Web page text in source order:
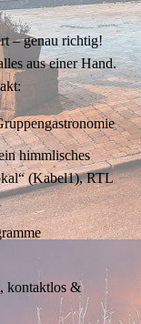
– genau richtig!
aus einer Hand.
himmlisches
(Kabel1), RTL
kontaktlos &